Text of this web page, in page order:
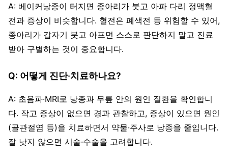
A: 베이커낭종이 터지면 종아리가 붓고 아파 다리 정맥혈
전과 증상이 비슷합니다. 혈전은 폐색전 등 위험할 수 있어,
종아리가 갑자기 붓고 아프면 스스로 판단하지 말고 진료
받아 구별하는 것이 중요합니다.
Q: 어떻게 진단·치료하나요?
A: 초음파·MRI로 낭종과 무릎 안의 원인 질환을 확인합니
다. 작고 증상이 없으면 경과 관찰하고, 증상이 있으면 원인
(골관절염 등)을 치료하면서 약물·주사로 낭종을 줄입니다.
잘 낫지 않으면 시술·수술을 고려합니다.